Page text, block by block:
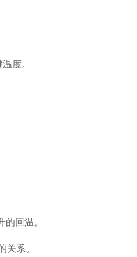
度。
回温。
关系。